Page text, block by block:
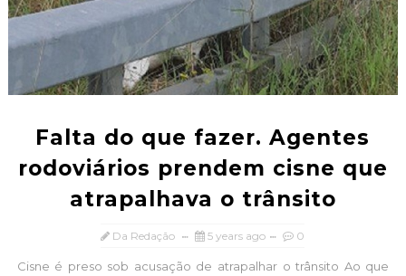
Falta do que fazer. Agentes
rodoviários prendem cisne que
atrapalhava o trânsito
Da Redação 5 years ago 0
Cisne é preso sob acusação de atrapalhar o trânsito Ao que